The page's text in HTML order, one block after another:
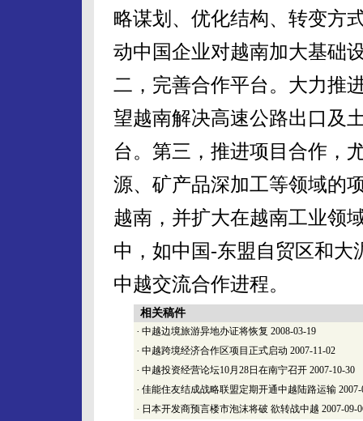
略谋划、优化结构、转变方
动中国企业对越南加大基础
二，完善合作平台。大力推
望越南解决高速公路出口及
台。第三，推进项目合作，
源、矿产品深加工等领域的
越南，并扩大在越南工业领
中，如中国-东盟自贸区和
中越交流合作进程。
相关稿件
· 中越边境旅游异地办证将恢复 2008-03-19
· 中越跨境经济合作区项目正式启动 2007-11-02
· 中越投资经营论坛10月28日在南宁召开 2007-10-30
· 佳能住友结成战略联盟定期开通中越陆路运输
· 日本开发商预言楼市泡沫将破 欲转战中越 2007-09-